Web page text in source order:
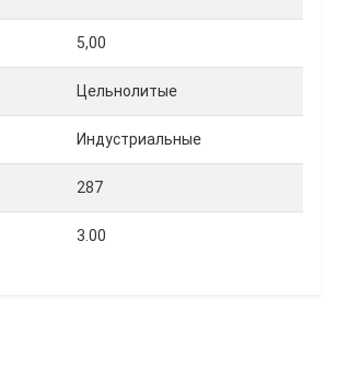
5,00
Цельнолитые
Индустриальные
287
3.00